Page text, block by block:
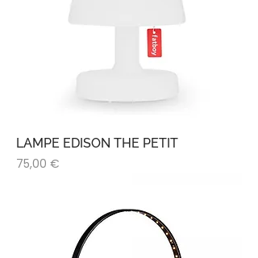
LAMPE EDISON THE PETIT
Prix
75,00 €